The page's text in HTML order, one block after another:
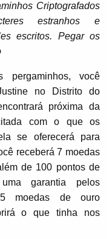
Criptografados
estranhos e
escritos. Pegar os
pergaminhos, você
no Distrito do
próxima da
com o que os
se oferecerá para
receberá 7 moedas
de 100 pontos de
garantia pelos
5 moedas de ouro
o que tinha nos